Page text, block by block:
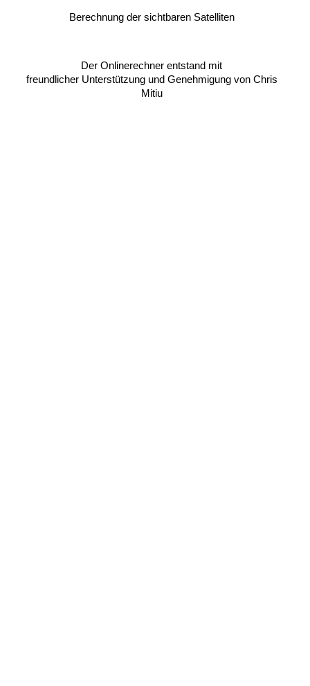
Berechnung der sichtbaren Satelliten
Der Onlinerechner entstand mit
freundlicher Unterstützung und Genehmigung von Chris
Mitiu